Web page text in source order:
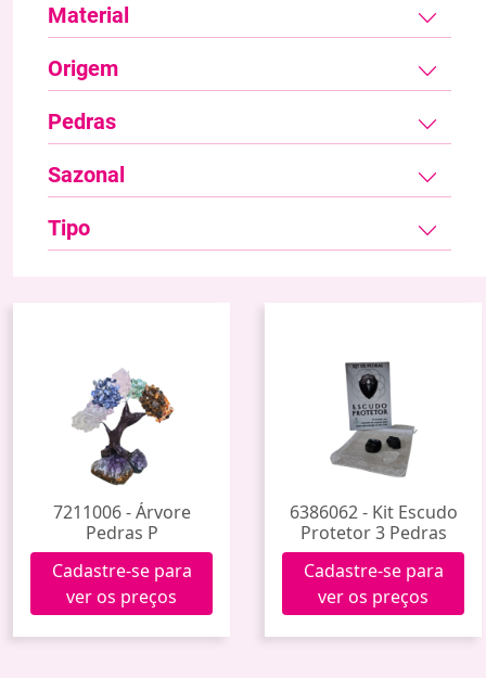
Material
Origem
Pedras
Sazonal
Tipo
7211006 - Árvore
Pedras P
Cadastre-se para
ver os preços
6386062 - Kit Escudo
Protetor 3 Pedras
Cadastre-se para
ver os preços